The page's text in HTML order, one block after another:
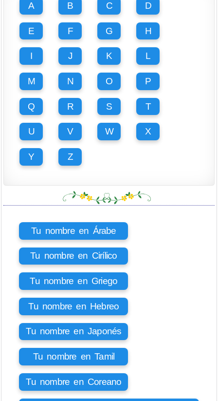
A B C D
E F G H
I J K L
M N O P
Q R S T
U V W X
Y Z
Tu nombre en Árabe
Tu nombre en Cirílico
Tu nombre en Griego
Tu nombre en Hebreo
Tu nombre en Japonés
Tu nombre en Tamil
Tu nombre en Coreano